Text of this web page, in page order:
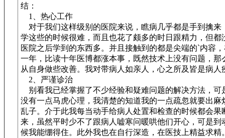
结：
1、热心工作
对于我们这样级别的医院来说，瞧病几乎都是手到擒来
学这些的时候很难，而且也花了颇多的时日跟精力，但都
医院之后学到的东西多。并且接触到的都是尖端的`内容
一年，比读十年医博都涨本事，既然技术上没有问题，那
从自身做些改善。我对带病人如亲人，心之所及皆是病人
2、严谨诊治
别看我已经掌握了不少经验和疑难问题的解决方法，可
没有一点马虎心理，我清楚的知道我的一点疏忽就要出麻
乱子。介于此我每当动手给病人处置和检查的时候都会果
来，虽然平时少不了跟病人嘘寒问暖哄他们开心，可是到
候我能绷得住。此外我也在自行深造，在医技上精益求精